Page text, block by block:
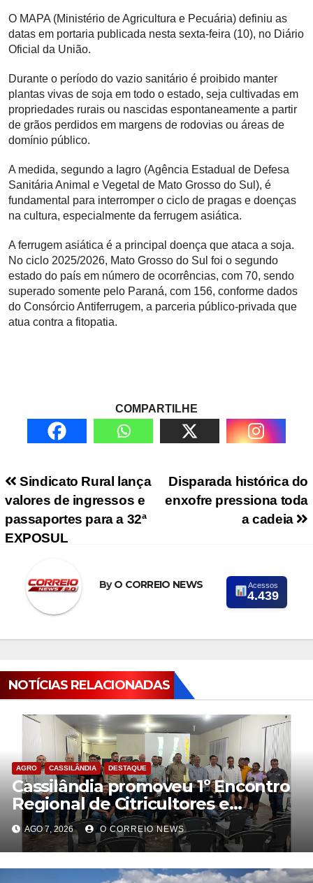
O MAPA (Ministério de Agricultura e Pecuária) definiu as
datas em portaria publicada nesta sexta-feira (10), no Diário
Oficial da União.
Durante o período do vazio sanitário é proibido manter
plantas vivas de soja em todo o estado, seja cultivadas em
propriedades rurais ou nascidas espontaneamente a partir
de grãos perdidos em margens de rodovias ou áreas de
domínio público.
A medida, segundo a Iagro (Agência Estadual de Defesa
Sanitária Animal e Vegetal de Mato Grosso do Sul), é
fundamental para interromper o ciclo de pragas e doenças
na cultura, especialmente da ferrugem asiática.
A ferrugem asiática é a principal doença que ataca a soja.
No ciclo 2025/2026, Mato Grosso do Sul foi o segundo
estado do país em número de ocorrências, com 70, sendo
superado somente pelo Paraná, com 156, conforme dados
do Consórcio Antiferrugem, a parceria público-privada que
atua contra a fitopatia.
COMPARTILHE
Navegação de PostDisparada histórica do
enxofre pressiona toda
a cadeia
Sindicato Rural lança
valores de ingressos e
passaportes para a 32ª
EXPOSUL
ByO CORREIO NEWS Acessos
4.439
NOTÍCIAS RELACIONADAS
AGRO CASSILÂNDIA DESTAQUE
Cassilândia promoveu 1º Encontro
Regional de Citricultores e
fortalece o desenvolvimento da
citricultura
AGO 7, 2026 O CORREIO NEWS